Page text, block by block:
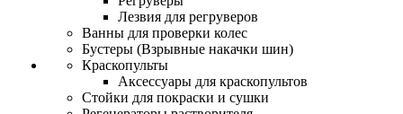
Лезвия для регруверов
Ванны для проверки колес
Бустеры (Взрывные накачки шин)
Краскопульты
Аксессуары для краскопультов
Стойки для покраски и сушки